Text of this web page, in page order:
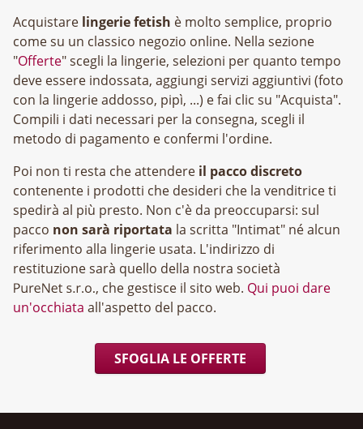
Acquistare lingerie fetish è molto semplice, proprio
come su un classico negozio online. Nella sezione
"Offerte" scegli la lingerie, selezioni per quanto tempo
deve essere indossata, aggiungi servizi aggiuntivi (foto
con la lingerie addosso, pipì, ...) e fai clic su "Acquista".
Compili i dati necessari per la consegna, scegli il
metodo di pagamento e confermi l'ordine.
Poi non ti resta che attendere il pacco discreto
contenente i prodotti che desideri che la venditrice ti
spedirà al più presto. Non c'è da preoccuparsi: sul
pacco non sarà riportata la scritta "Intimat" né alcun
riferimento alla lingerie usata. L'indirizzo di
restituzione sarà quello della nostra società
, che gestisce il sito web. Qui puoi dare
un'occhiata all'aspetto del pacco.
SFOGLIA LE OFFERTE